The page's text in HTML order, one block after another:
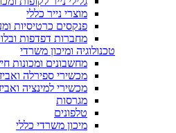
מוצרי נייר כללי
פנקסים כרטיסיות
מחברות דפדפות
טכנולוגיה ומיכון משרדי
מחשבונים ומכונות
מכשירי ספירלה
מכשירי למינציה
מגרסות
טלפונים
מיכון משרדי כללי